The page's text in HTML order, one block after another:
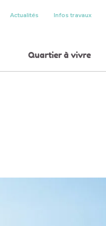
Actualités Infos travaux
Quartier à vivre